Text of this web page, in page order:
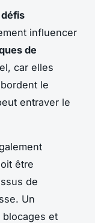
défis
influencer
de
car elles
le
entraver le
être
de
Un
et